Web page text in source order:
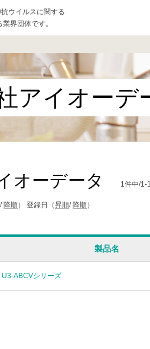
ウイルスに関する
界団体です。
アイオー
オーデータ 1件中/1-
/ 降順） 登録日（昇順/ 降順）
製品名
U3-ABCVシリーズ